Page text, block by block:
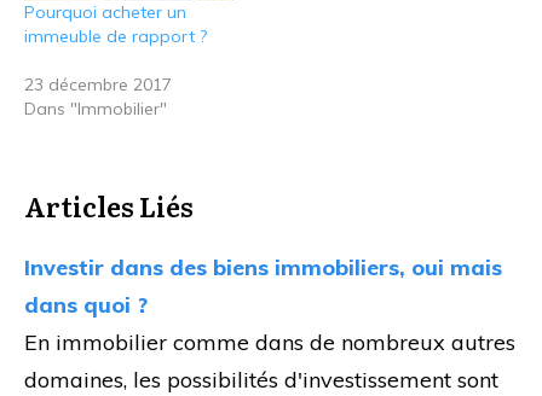
Pourquoi acheter un
immeuble de rapport ?
23 décembre 2017
Dans "Immobilier"
Articles Liés
Investir dans des biens immobiliers, oui mais
dans quoi ?
En immobilier comme dans de nombreux autres
domaines, les possibilités d'investissement sont